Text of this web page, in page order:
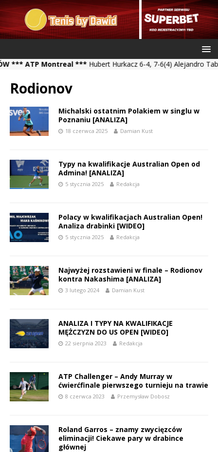
ATP Montreal ***Hubert Hurkacz 6-4, 7-6(4) Alejandro Tabilo
Rodionov
Michalski ostatnim Polakiem w singlu w
Poznaniu [ANALIZA]
18 czerwca 2025 Damian Kust
Typy na kwalifikacje Australian Open od
Admina! [ANALIZA]
5 stycznia 2025 Redakcja
Polacy w kwalifikacjach Australian Open!
Analiza drabinki [WIDEO]
5 stycznia 2025 Redakcja
Najwyżej rozstawieni w finale – Rodionov
kontra Nakashima [ANALIZA]
3 lutego 2024 Damian Kust
ANALIZA I TYPY NA KWALIFIKACJE
MĘŻCZYZN DO US OPEN [WIDEO]
22 sierpnia 2023 Redakcja
ATP Challenger – Andy Murray w
ćwierćfinale pierwszego turnieju na trawie
8 czerwca 2023 Przemysław Dobosz
Roland Garros – znamy zwycięzców
eliminacji! Ciekawe pary w drabince
głównej